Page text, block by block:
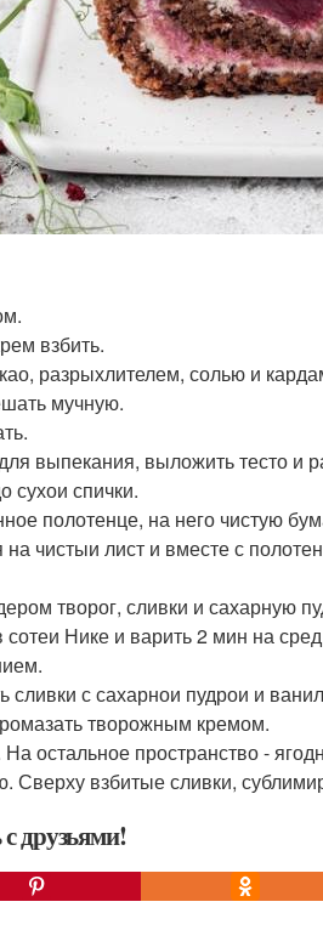
взбить.
разрыхлителем, солью и
мучную.
выпекания, выложить тесто и
сухои спички.
полотенце, на него чистую
чистыи лист и вместе с
творог, сливки и сахарную
Нике и варить 2 мин на
сливки с сахарнои пудрои и
творожным кремом.
остальное пространство -
Сверху взбитые сливки,
друзьями!